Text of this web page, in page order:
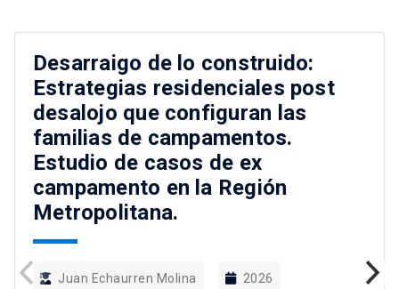
Desarraigo de lo construido:
Estrategias residenciales post
desalojo que configuran las
familias de campamentos.
Estudio de casos de ex
campamento en la Región
Metropolitana.
Juan Echaurren Molina 2026